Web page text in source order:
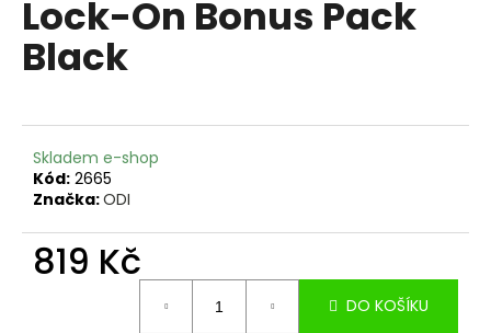
Lock-On Bonus Pack
Black
Skladem e-shop
Kód: 2665
Značka:ODI
819 Kč
DO KOŠÍKU
a
j